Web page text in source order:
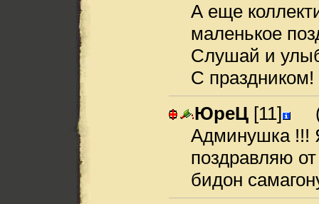
А еще
маленькое
Слушай и
С праздником!
ЮреЦ [11]
Админушка !!!
поздравляю
бидон